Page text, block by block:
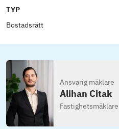
TYP
Bostadsrätt
Ansvarig mäklare
Alihan Citak
Fastighetsmäklare